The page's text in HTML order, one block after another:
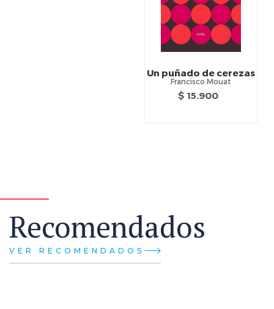
Un puñado de cerezas
Francisco Mouat
$ 15.900
Recomendados
VER RECOMENDADOS